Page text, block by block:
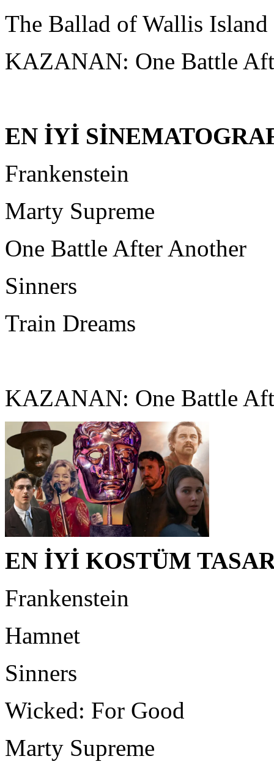
The Ballad of Wallis Island
KAZANAN: One Battle
EN İYİ
Frankenstein
Marty Supreme
One Battle After Another
Sinners
Train Dreams
KAZANAN: One Battle
EN İYİ KOSTÜM
Frankenstein
Hamnet
Sinners
Wicked: For Good
Marty Supreme